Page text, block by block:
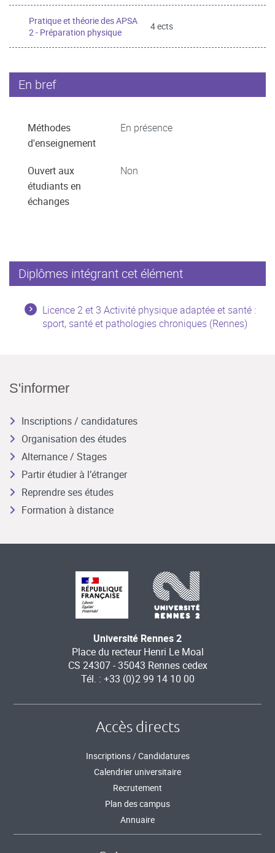
Pratique et théorie des APSA
2 - Préparation physique
4 ects
En bref
Méthodes
d'enseignement
En présence
Ouvert aux
étudiants en
échanges
Non
Diplômes intégrant cet élément
Licence 2 et 3 Activité physique adaptée et santé :
sport, santé et pathologies chroniques (Rennes)
S'informer
Inscriptions / candidatures
Organisation des études
Alternance / Stages
Partir étudier à l’étranger
Reprendre ses études
Formation à distance
Université Rennes 2
Place du recteur Henri Le Moal
CS 24307 - 35043 Rennes cedex
Tél. : +33 (0)2 99 14 10 00
Accès directs
Inscriptions / Candidatures
Calendrier universitaire
Recrutement
Plan des campus
Annuaire